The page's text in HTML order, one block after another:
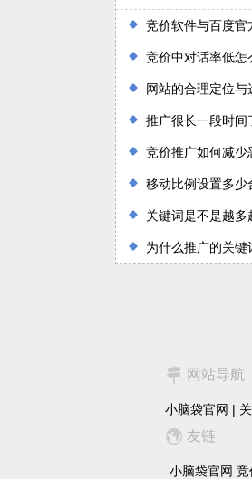
竞价软件与百度官
竞价中对话率低怎
网站的合理定位与
推广很长一段时间
竞价推广如何减少
移动比例设置多少
关键词是不是越多
为什么推广的关键
网站导航
小脑袋官网 |
友链
小脑袋官网 竞